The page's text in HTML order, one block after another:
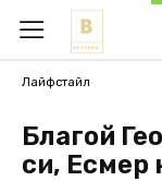
Лайфстайл
Благой
си, Есмер